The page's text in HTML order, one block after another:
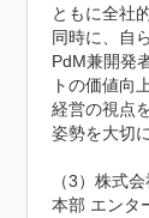
ともに全社
同時に、自
PdM兼開発
トの価値向
経営の視点
姿勢を大切
（3）株式
本部 エンタ